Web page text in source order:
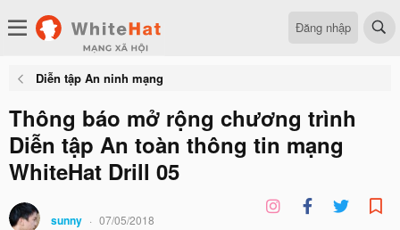
Đăng nhập
Diễn tập An ninh mạng
Thông báo mở rộng chương trình
Diễn tập An toàn thông tin mạng
WhiteHat Drill 05
sunny 07/05/2018